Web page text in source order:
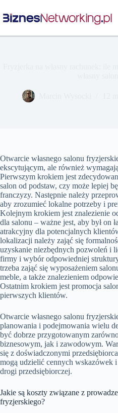
do
treści
Otwarcie własnego salonu
ekscytującym, ale również
Pierwszym krokiem jest
salon od podstaw, czy może lepiej
franczyzy. Następnie należy
aby zrozumieć lokalne potrzeby i
Kolejnym krokiem jest znalezienie
dla salonu – ważne jest, aby był on
atrakcyjny dla potencjalnych
lokalizacji należy zająć się
uzyskanie niezbędnych pozwoleń i
firmy i wybór odpowiedniej
trzeba zająć się wyposażeniem
meble, a także znalezieniem
Ostatnim krokiem jest promocja
pierwszych klientów.
Otwarcie własnego salonu
planowania i podejmowania wielu
być dobrze przygotowanym
biznesowym, jak i zawodowym.
się z doświadczonymi
mogą udzielić cennych wskazówek
drogi przedsiębiorczej.
Jakie są koszty związane z
fryzjerskiego?